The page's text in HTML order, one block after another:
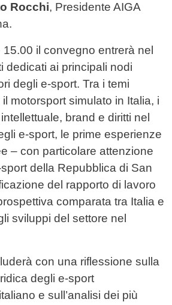
Rocchi, Presidente AIGA
il convegno entrerà nel
dedicati ai principali nodi
degli e-sport. Tra i temi
motorsport simulato in Italia, i
brand e diritti nel
e-sport, le prime esperienze
– con particolare attenzione
della Repubblica di San
del rapporto di lavoro
comparata tra Italia e
sviluppi del settore nel
con una riflessione sulla
degli e-sport
e sull’analisi dei più